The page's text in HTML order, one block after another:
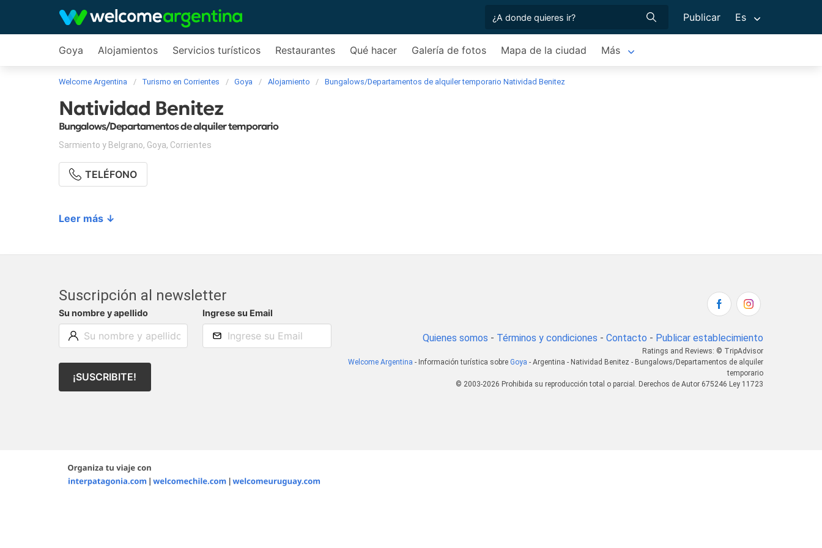
Publicar Es
Goya Alojamientos Servicios turísticos Restaurantes Qué hacer Galería de fotos Mapa de la ciudad Más
Welcome Argentina Turismo en Corrientes Goya Alojamiento Bungalows/Departamentos de alquiler temporario Natividad Benitez
Natividad Benitez
Bungalows/Departamentos de alquiler temporario
Sarmiento y Belgrano, Goya, Corrientes
TELÉFONO
Leer más ↓
Suscripción al newsletter
Su nombre y apellido Ingrese su Email
¡SUSCRIBITE!
Quienes somos - Términos y condiciones - Contacto - Publicar establecimiento
Ratings and Reviews: © TripAdvisor
Welcome Argentina - Información turística sobre Goya - Argentina - Natividad Benitez - Bungalows/Departamentos de alquiler
temporario
© 2003-2026 Prohibida su reproducción total o parcial. Derechos de Autor 675246 Ley 11723